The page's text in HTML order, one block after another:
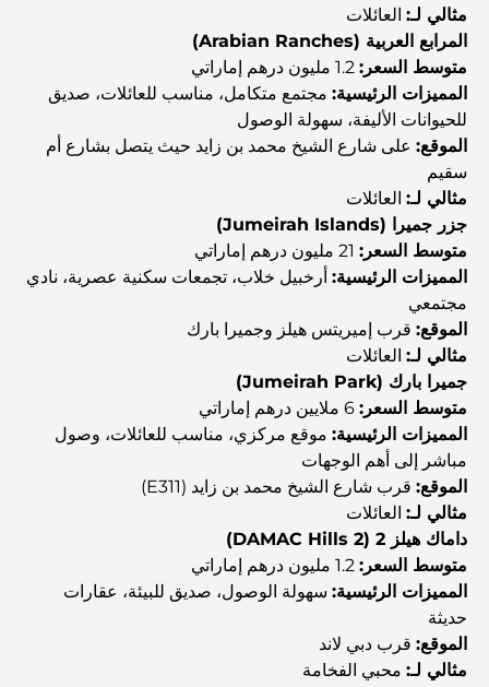
المجتمعات السكنية المطلة على الواجهة البحرية في دبي: حياة
فاخرة على شاطئ البحر
أفضل البنوك في دبي للمقيمين الأجانب: دليل مصرفي شامل
أفضل مطاعم شرائح اللحم في دبي: دليل لعشاق اللحوم
أغلى دولة في العالم: تصنيف عالمي لتكاليف المعيشة
دليل صالات الرياضة في داماك هيلز: أفضل خيارات اللياقة
البدنية في المنطقة المحيطة
أفضل مراكز التسوق في دبي للتسوق والترفيه
أنشطة يمكنك القيام بها في مركز دبي المالي العالمي:
استكشف أكثر مناطق دبي حيوية
بطاقات الائتمان في الإمارات العربية المتحدة: دليل شامل
مستشفى في مركز دبي المالي العالمي: رعاية طبية عالمية
مثالي لـ: العائلات
المرابع العربية (Arabian Ranches)
متوسط السعر:
المميزات الرئيسية: مجتمع متكامل، مناسب للعائلات، صديق
للحيوانات الأليفة، سهولة الوصول
الموقع: على شارع الشيخ محمد بن زايد حيث يتصل بشارع أم
سقيم
مثالي لـ: العائلات
جزر جميرا (Jumeirah Islands)
متوسط السعر:
المميزات الرئيسية: أرخبيل خلاب، تجمعات سكنية عصرية، نادي
مجتمعي
الموقع: قرب إميريتس هيلز وجميرا بارك
مثالي لـ: العائلات
جميرا بارك (Jumeirah Park)
متوسط السعر:
المميزات الرئيسية: موقع مركزي، مناسب للعائلات، وصول
مباشر إلى أهم الوجهات
الموقع: قرب شارع الشيخ محمد بن زايد (E311)
مثالي لـ: العائلات
داماك هيلز 2 (DAMAC Hills 2)
متوسط السعر:
المميزات الرئيسية: سهولة الوصول، صديق للبيئة، عقارات
حديثة
الموقع: قرب دبي لاند
مثالي لـ: محبي الفخامة